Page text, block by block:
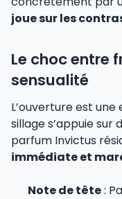
joue sur les
Le choc entre
sensualité
L’ouverture est
sillage s’appuie sur
parfum Invictus
immédiate et
Note de tête: